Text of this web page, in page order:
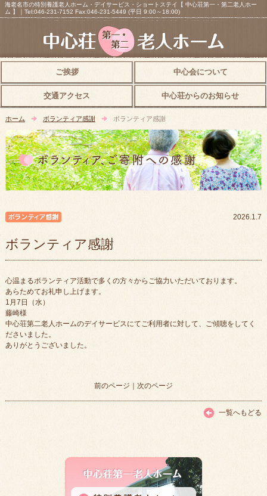
海老名市の特別養護老人ホーム・デイサービス・ショートステイ【 中心荘第一・第二老人ホー
ム 】｜Tel:046-231-7152 Fax:046-231-5449 (平日 9:00～18:00)
ご挨拶 中心会について
交通アクセス 中心荘からのお知らせ
ホーム ボランティア感謝 ボランティア感謝
2026.1.7
ボランティア感謝
心温まるボランティア活動で多くの方々からご協力いただいております。
あらためてお礼申し上げます。
1月7日（水）
藤崎様
中心荘第二老人ホームのデイサービスにてご利用者に対して、ご傾聴をしてく
ださいました。
ありがとうございました。
前のページ ｜ 次のページ
一覧へもどる